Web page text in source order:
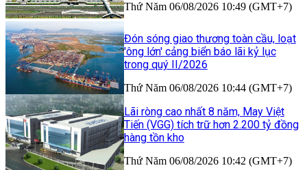
Thứ Năm 06/08/2026 10:49 (GMT+7)
Đón sóng giao thương toàn cầu, loạt
'ông lớn' cảng biển báo lãi kỷ lục
trong quý II/2026
Thứ Năm 06/08/2026 10:44 (GMT+7)
Lãi ròng cao nhất 8 năm, May Việt
Tiến (VGG) tích trữ hơn 2.200 tỷ đồng
hàng tồn kho
Thứ Năm 06/08/2026 10:42 (GMT+7)